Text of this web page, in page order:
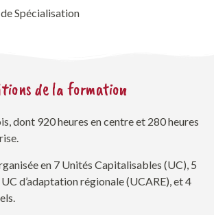
Spécialisation
de la formation
dont 920 heures en centre et 280 heures
en 7 Unités Capitalisables (UC), 5
d’adaptation régionale (UCARE), et 4